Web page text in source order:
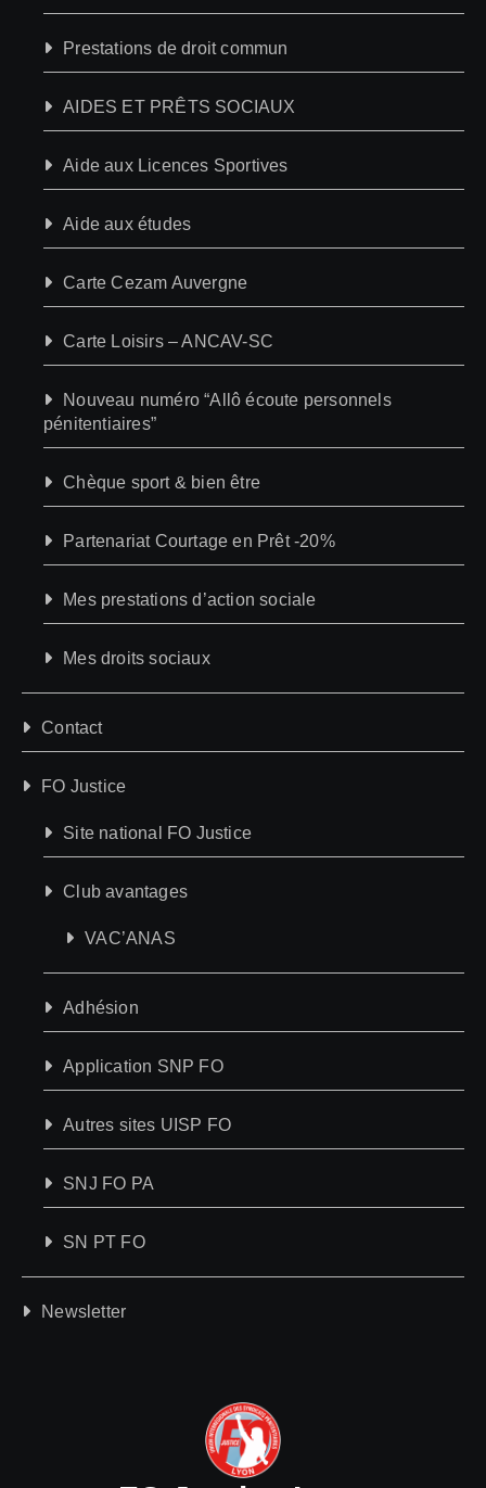
Prestations de droit commun
AIDES ET PRÊTS SOCIAUX
Aide aux Licences Sportives
Aide aux études
Carte Cezam Auvergne
Carte Loisirs – ANCAV-SC
Nouveau numéro “Allô écoute personnels
pénitentiaires”
Chèque sport & bien être
Partenariat Courtage en Prêt -20%
Mes prestations d’action sociale
Mes droits sociaux
Contact
FO Justice
Site national FO Justice
Club avantages
VAC’ANAS
Adhésion
Application SNP FO
Autres sites UISP FO
SNJ FO PA
SN PT FO
Newsletter